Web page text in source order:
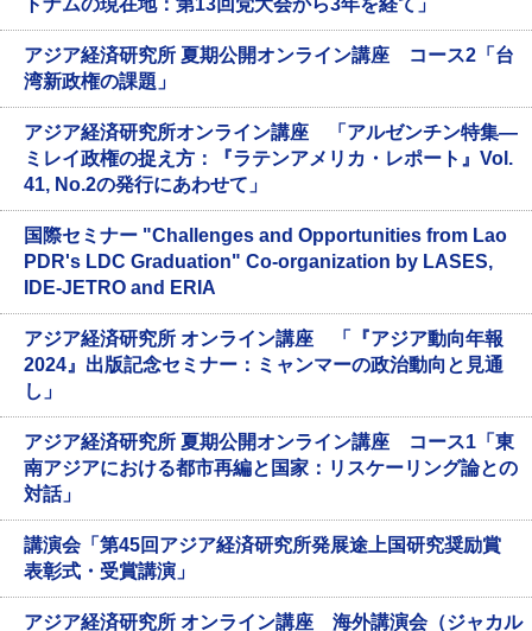
トナムの現在地：第13回党大会から3年を経て」
アジア経済研究所 夏期公開オンライン講座 コース2「台
湾新政権の課題」
アジア経済研究所オンライン講座 「アルゼンチン特集―
ミレイ政権の捉え方：『ラテンアメリカ・レポート』Vol.
41, No.2の発行にあわせて」
国際セミナー "Challenges and Opportunities from Lao
PDR's LDC Graduation" Co-organization by LASES,
IDE-JETRO and ERIA
アジア経済研究所 オンライン講座 「『アジア動向年報
2024』出版記念セミナー：ミャンマーの政治動向と見通
し」
アジア経済研究所 夏期公開オンライン講座 コース1「東
南アジアにおける都市再編と国家：リスケーリング論との
対話」
講演会「第45回アジア経済研究所発展途上国研究奨励賞
表彰式・受賞講演」
アジア経済研究所 オンライン講座 海外講演会（ジャカル